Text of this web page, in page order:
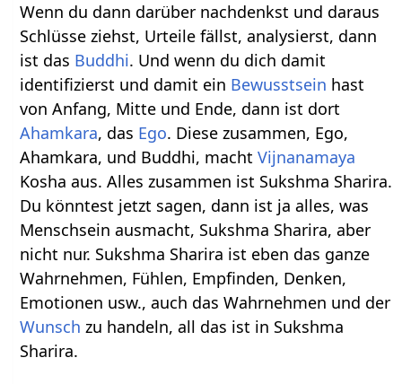
Wenn du dann darüber nachdenkst und daraus
Schlüsse ziehst, Urteile fällst, analysierst, dann
ist das Buddhi. Und wenn du dich damit
identifizierst und damit ein Bewusstsein hast
von Anfang, Mitte und Ende, dann ist dort
Ahamkara, das Ego. Diese zusammen, Ego,
Ahamkara, und Buddhi, machtVijnanamaya
Kosha aus. Alles zusammen ist Sukshma Sharira.
Du könntest jetzt sagen, dann ist ja alles, was
Menschsein ausmacht, Sukshma Sharira, aber
nicht nur. Sukshma Sharira ist eben das ganze
Wahrnehmen, Fühlen, Empfinden, Denken,
Emotionen usw., auch das Wahrnehmen und der
Wunsch zu handeln, all das ist in Sukshma
Sharira.